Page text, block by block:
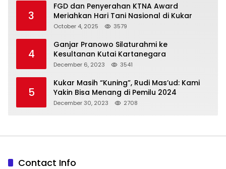
3
FGD dan Penyerahan KTNA Award
Meriahkan Hari Tani Nasional di Kukar
October 4, 2025 3579
4
Ganjar Pranowo Silaturahmi ke
Kesultanan Kutai Kartanegara
December 6, 2023 3541
5
Kukar Masih “Kuning”, Rudi Mas’ud: Kami
Yakin Bisa Menang di Pemilu 2024
December 30, 2023 2708
Contact Info